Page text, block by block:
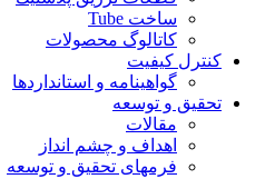
ساخت Tube
کاتالوگ محصولات
کیفیت
گواهينامه و استانداردها
و توسعه
مقالات
اهداف و چشم انداز
فرمهای تحقیق و توسعه